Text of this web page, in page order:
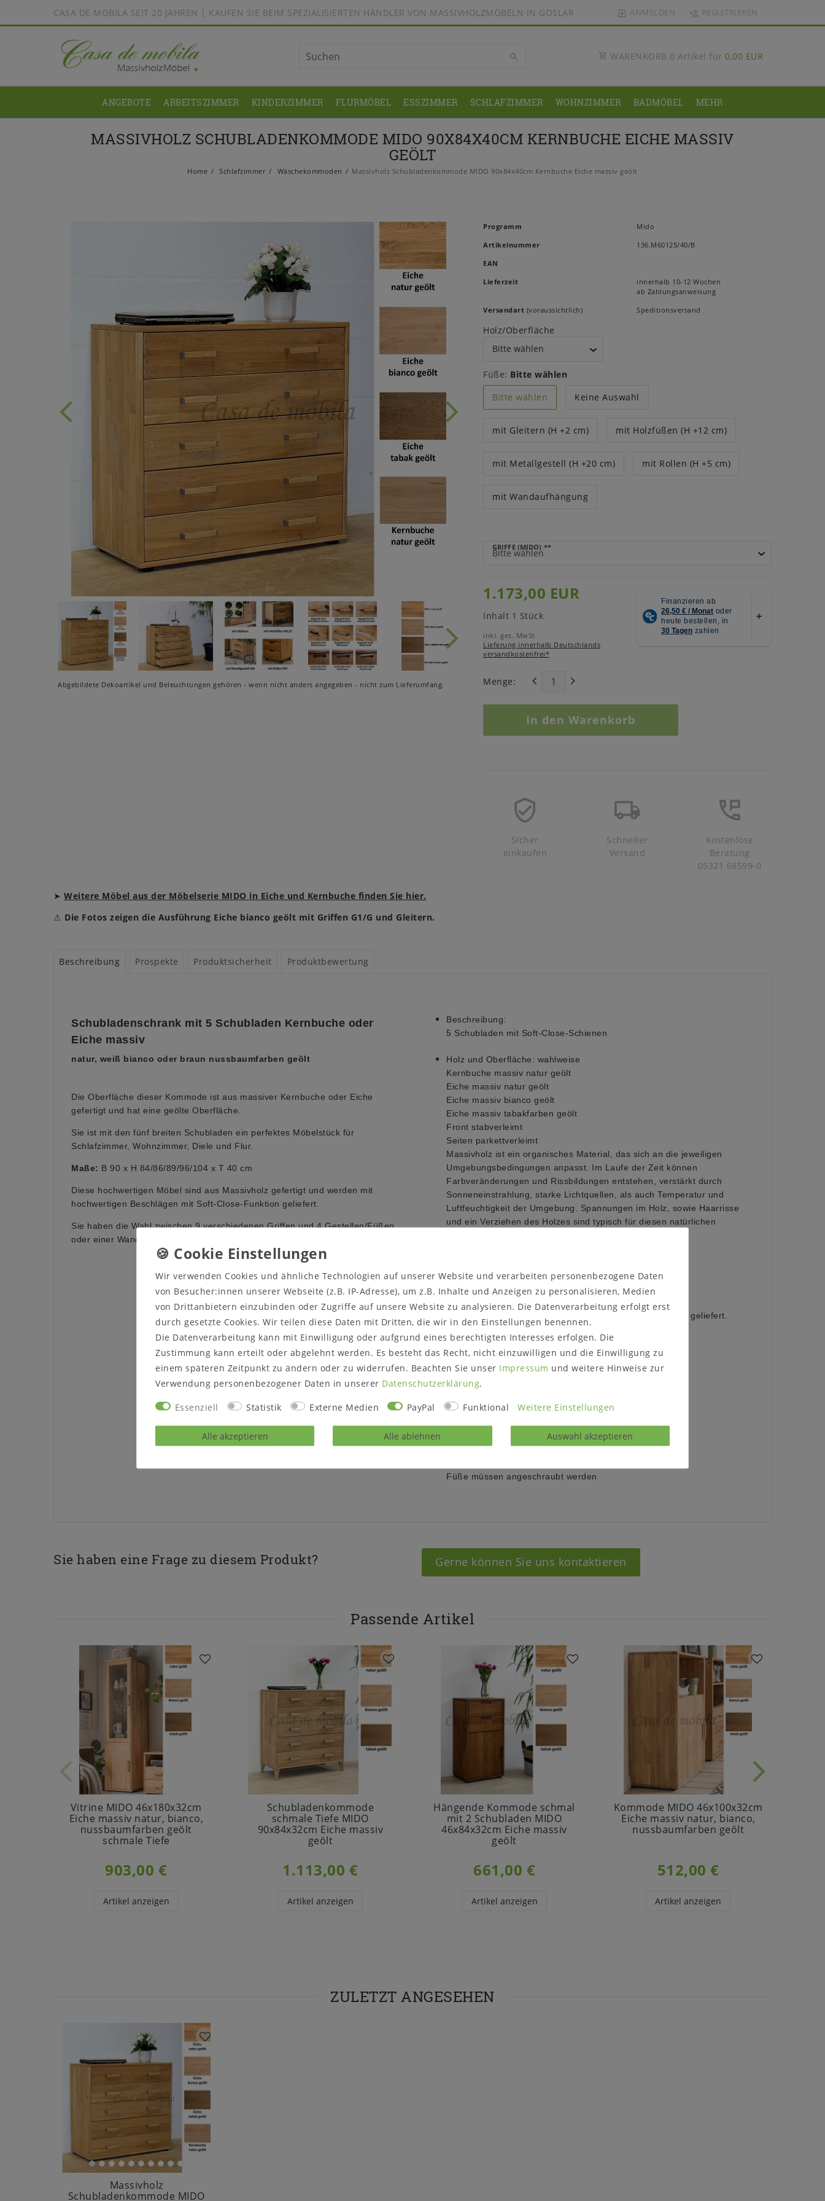
CASA DE MOBILA SEIT 20 JAHREN | KAUFEN SIE BEIM SPEZIALISIERTEN HÄNDLER VON MASSIVHOLZMÖBELN IN GOSLAR ANMELDEN REGISTRIEREN
WARENKORB 0 Artikel für 0,00 EUR
ANGEBOTE ARBEITSZIMMER KINDERZIMMER FLURMÖBEL ESSZIMMER SCHLAFZIMMER WOHNZIMMER BADMÖBEL MEHR
MASSIVHOLZ SCHUBLADENKOMMODE MIDO 90X84X40CM KERNBUCHE EICHE MASSIV
GEÖLT
Home Schlafzimmer Wäschekommoden Massivholz Schubladenkommode MIDO 90x84x40cm Kernbuche Eiche massiv geölt
Abgebildete Dekoartikel und Beleuchtungen gehören - wenn nicht anders angegeben - nicht zum Lieferumfang.
Programm
Mido
Artikelnummer
136.M60125/40/B
EAN
Lieferzeit
innerhalb 10-12 Wochen
ab Zahlungsanweisung
Versandart (voraussichtlich) Speditionsversand
Holz/Oberfläche
Füße: Bitte wählen
Bitte wählen
Keine Auswahl
mit Gleitern (H +2 cm) mit Holzfüßen (H +12 cm)
mit Metallgestell (H +20 cm) mit Rollen (H +5 cm)
mit Wandaufhängung
GRIFFE (MIDO) **
1.173,00 EUR
Inhalt 1 Stück
inkl. ges. MwSt.
Lieferung innerhalb Deutschlands
versandkostenfrei*
Menge:
In den Warenkorb
Sicher
einkaufen
Schneller
Versand
Kostenlose
Beratung
05321 68599-0
➤ Weitere Möbel aus der Möbelserie MIDO in Eiche und Kernbuche finden Sie hier.
⚠ Die Fotos zeigen die Ausführung Eiche bianco geölt mit Griffen G1/G und Gleitern.
Beschreibung Prospekte Produktsicherheit Produktbewertung
Schubladenschrank mit 5 Schubladen Kernbuche oder
Eiche massiv
natur, weiß bianco oder braun nussbaumfarben geölt
Die Oberfläche dieser Kommode ist aus massiver Kernbuche oder Eiche
gefertigt und hat eine geölte Oberfläche.
Sie ist mit den fünf breiten Schubladen ein perfektes Möbelstück für
Schlafzimmer, Wohnzimmer, Diele und Flur.
Maße: B 90 x H 84/86/89/96/104 x T 40 cm
Diese hochwertigen Möbel sind aus Massivholz gefertigt und werden mit
hochwertigen Beschlägen mit Soft-Close-Funktion geliefert.
Sie haben die Wahl zwischen 9 verschiedenen Griffen und 4 Gestellen/Füßen
oder einer Wandaufhängung.
Beschreibung:
5 Schubladen mit Soft-Close-Schienen
Holz und Oberfläche: wahlweise
Kernbuche massiv natur geölt
Eiche massiv natur geölt
Eiche massiv bianco geölt
Eiche massiv tabakfarben geölt
Front stabverleimt
Seiten parkettverleimt
Massivholz ist ein organisches Material, das sich an die jeweiligen
Umgebungsbedingungen anpasst. Im Laufe der Zeit können
Farbveränderungen und Rissbildungen entstehen, verstärkt durch
Sonneneinstrahlung, starke Lichtquellen, als auch Temperatur und
Luftfeuchtigkeit der Umgebung. Spannungen im Holz, sowie Haarrisse
und ein Verziehen des Holzes sind typisch für diesen natürlichen
schwarz
grau
Das Metallgestell wird in der gleichen Farbe wie die Griffe geliefert.
Maße:ca.
Breite 90 cm
Höhe 84 cm (mit Aufhängung)
Höhe 86 cm (mit höhenverstellbaren Gleitern)
Höhe 104 cm (mit Gestell)
Füße müssen angeschraubt werden
Sie haben eine Frage zu diesem Produkt? Gerne können Sie uns kontaktieren
Passende Artikel
Vitrine MIDO 46x180x32cm
Eiche massiv natur, bianco,
nussbaumfarben geölt
schmale Tiefe
903,00 €
Artikel anzeigen
Schubladenkommode
schmale Tiefe MIDO
90x84x32cm Eiche massiv
geölt
1.113,00 €
Artikel anzeigen
Hängende Kommode schmal
mit 2 Schubladen MIDO
46x84x32cm Eiche massiv
geölt
661,00 €
Artikel anzeigen
Kommode MIDO 46x100x32cm
Eiche massiv natur, bianco,
nussbaumfarben geölt
512,00 €
Artikel anzeigen
ZULETZT ANGESEHEN
Massivholz
Schubladenkommode MIDO
Wir verwenden Cookies und ähnliche Technologien auf unserer Website und verarbeiten personenbezogene Daten
von Besucher:innen unserer Webseite (z.B. IP-Adresse), um z.B. Inhalte und Anzeigen zu personalisieren, Medien
von Drittanbietern einzubinden oder Zugriffe auf unsere Website zu analysieren. Die Datenverarbeitung erfolgt erst
durch gesetzte Cookies. Wir teilen diese Daten mit Dritten, die wir in den Einstellungen benennen.
Die Datenverarbeitung kann mit Einwilligung oder aufgrund eines berechtigten Interesses erfolgen. Die
Zustimmung kann erteilt oder abgelehnt werden. Es besteht das Recht, nicht einzuwilligen und die Einwilligung zu
einem späteren Zeitpunkt zu ändern oder zu widerrufen. Beachten Sie unser Impressum und weitere Hinweise zur
Verwendung personenbezogener Daten in unserer Daten­schutz­erklärung.
Essenziell Statistik Externe Medien PayPal Funktional Weitere Einstellungen
Alle akzeptieren Alle ablehnen Auswahl akzeptieren